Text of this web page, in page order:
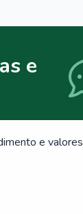
e
e valores